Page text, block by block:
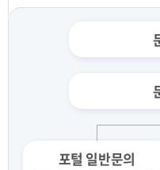
포털 일반문의